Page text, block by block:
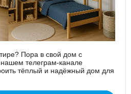
Пора в свой дом с
телеграм-канале
тёплый и надёжный дом для